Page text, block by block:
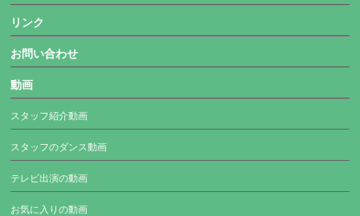
リンク
お問い合わせ
動画
スタッフ紹介動画
スタッフのダンス動画
テレビ出演の動画
お気に入りの動画